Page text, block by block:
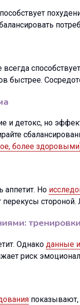
способствует
быстрее.
детокс, но
более
аппетит. Но
перекусы
Однако данные
риск